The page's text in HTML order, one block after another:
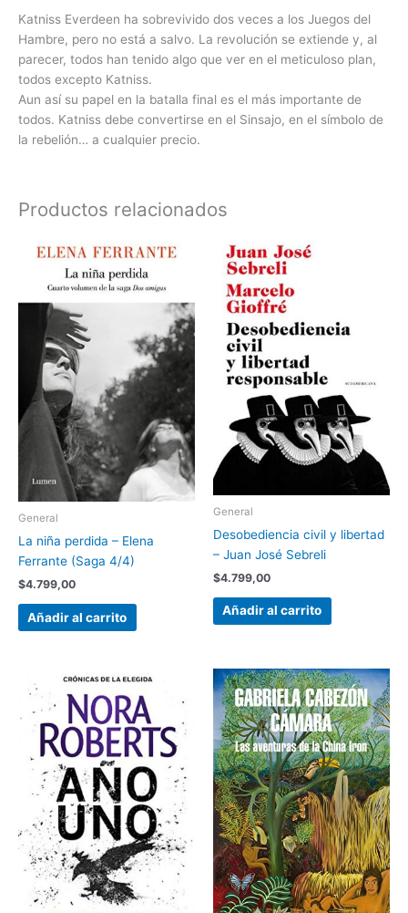
Katniss Everdeen ha sobrevivido dos veces a los Juegos del
Hambre, pero no está a salvo. La revolución se extiende y, al
parecer, todos han tenido algo que ver en el meticuloso plan,
todos excepto Katniss.
Aun así su papel en la batalla final es el más importante de
todos. Katniss debe convertirse en el Sinsajo, en el símbolo de
la rebelión… a cualquier precio.
Productos relacionados
General
La niña perdida – Elena
Ferrante (Saga 4/4)
$4.799,00
Añadir al carrito
General
Desobediencia civil y libertad
– Juan José Sebreli
$4.799,00
Añadir al carrito